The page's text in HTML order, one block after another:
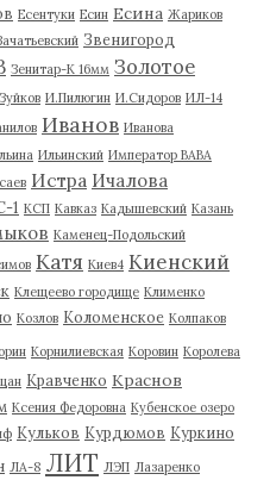
Есентуки Есин Есина Жариков
Звенигород
Зенитар-К 16мм Золотое
Зуйков И.Пилюгин И.Сидоров ИЛ-14
Иванов Иванова
Ильинский Император ВАВА
Истра Ичалова
1 КСП Кавказ Кадышевский Казань
Каменец-Подольский
Катя Киев4 Киенский
Клещеево городище Клименко
Козлов Коломенское Колпаков
Корнилиевская Коровин Королева
Кравченко Краснов
Ксения Федоровна Кубенское озеро
Кульков Курдюмов Куркино
ЛА-8 ЛИТ ЛЭП Лазаренко